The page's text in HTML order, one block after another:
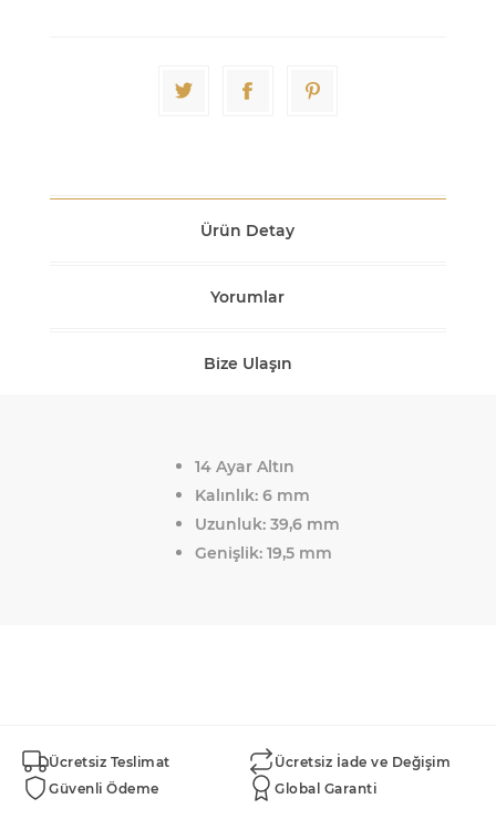
Ürün Detay
Yorumlar
Bize Ulaşın
14 Ayar Altın
Kalınlık: 6 mm
Uzunluk: 39,6 mm
Genişlik: 19,5 mm
Ücretsiz Teslimat
Ücretsiz İade ve Değişim
Güvenli Ödeme
Global Garanti